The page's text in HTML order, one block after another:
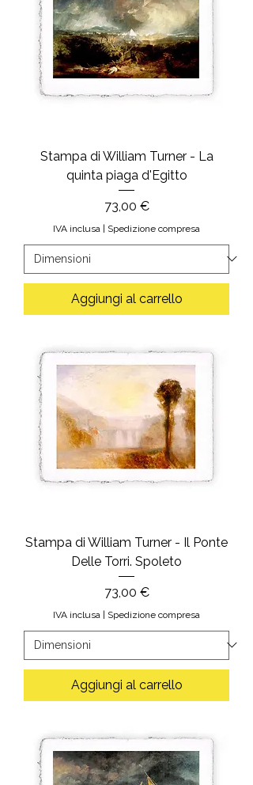
Stampa di William Turner - La
quinta piaga d'Egitto
Prezzo
73,00 €
IVA inclusa | Spedizione compresa
Aggiungi al carrello
Stampa di William Turner - Il Ponte
Delle Torri. Spoleto
Prezzo
73,00 €
IVA inclusa | Spedizione compresa
Aggiungi al carrello